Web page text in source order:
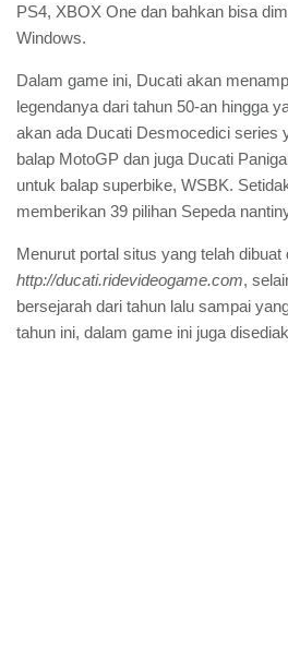
PS4, XBOX One dan bahkan bisa
Windows.
Dalam game ini, Ducati akan
legendanya dari tahun 50-an hingga
akan ada Ducati Desmocedici series
balap MotoGP dan juga Ducati
untuk balap superbike, WSBK.
memberikan 39 pilihan Sepeda
Menurut portal situs yang telah dibuat
http://ducati.ridevideogame.com,
bersejarah dari tahun lalu sampai
tahun ini, dalam game ini juga